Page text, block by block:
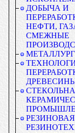
ДОБЫЧА И
НЕФТИ,
СМЕЖНЫЕ